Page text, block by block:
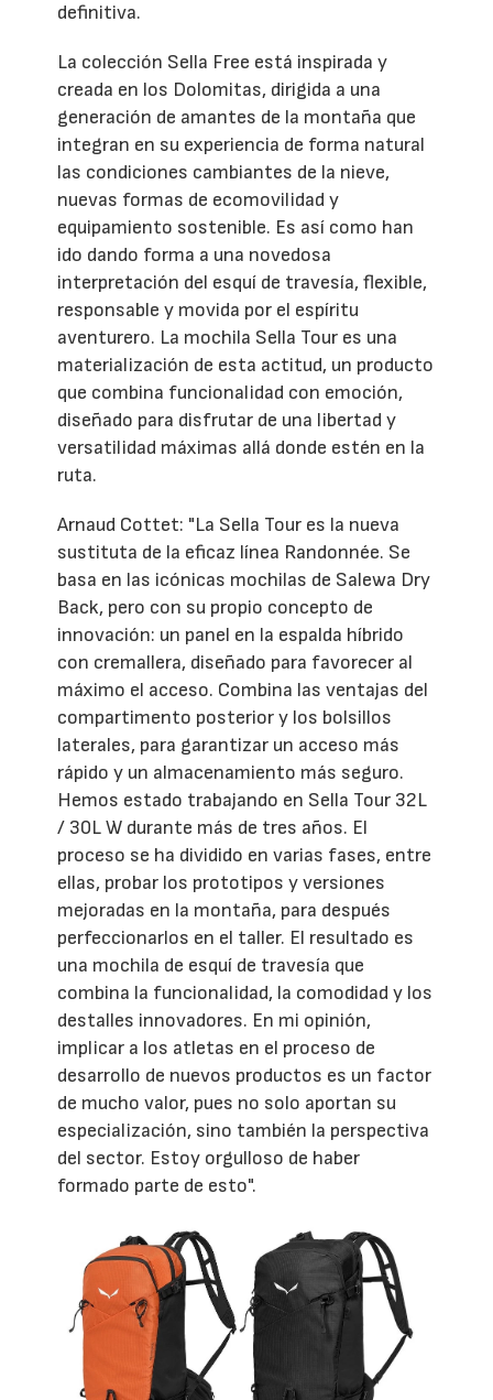
definitiva.
La colección Sella Free está inspirada y
creada en los Dolomitas, dirigida a una
generación de amantes de la montaña que
integran en su experiencia de forma natural
las condiciones cambiantes de la nieve,
nuevas formas de ecomovilidad y
equipamiento sostenible. Es así como han
ido dando forma a una novedosa
interpretación del esquí de travesía, flexible,
responsable y movida por el espíritu
aventurero. La mochila Sella Tour es una
materialización de esta actitud, un producto
que combina funcionalidad con emoción,
diseñado para disfrutar de una libertad y
versatilidad máximas allá donde estén en la
ruta.
Arnaud Cottet: "La Sella Tour es la nueva
sustituta de la eficaz línea Randonnée. Se
basa en las icónicas mochilas de Salewa Dry
Back, pero con su propio concepto de
innovación: un panel en la espalda híbrido
con cremallera, diseñado para favorecer al
máximo el acceso. Combina las ventajas del
compartimento posterior y los bolsillos
laterales, para garantizar un acceso más
rápido y un almacenamiento más seguro.
Hemos estado trabajando en Sella Tour 32L
/ 30L W durante más de tres años. El
proceso se ha dividido en varias fases, entre
ellas, probar los prototipos y versiones
mejoradas en la montaña, para después
perfeccionarlos en el taller. El resultado es
una mochila de esquí de travesía que
combina la funcionalidad, la comodidad y los
destalles innovadores. En mi opinión,
implicar a los atletas en el proceso de
desarrollo de nuevos productos es un factor
de mucho valor, pues no solo aportan su
especialización, sino también la perspectiva
del sector. Estoy orgulloso de haber
formado parte de esto".